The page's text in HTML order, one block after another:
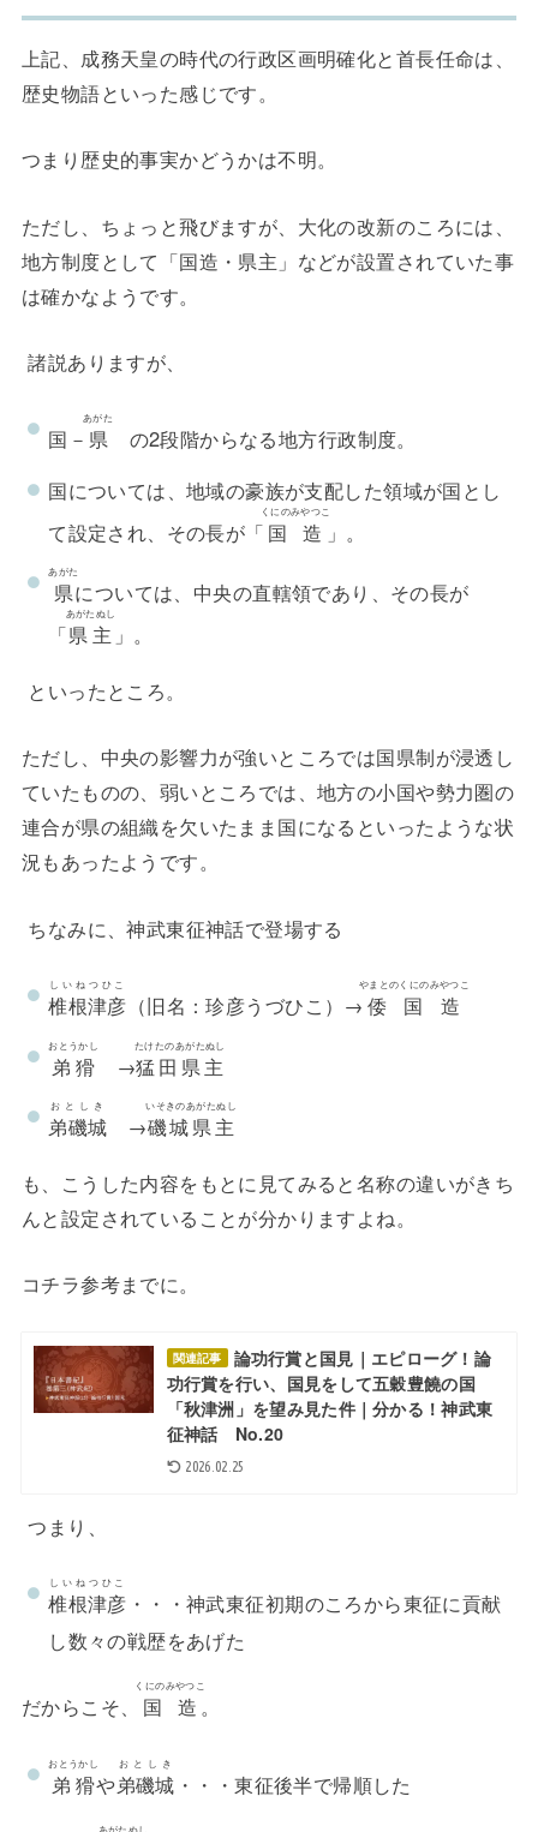
上記、成務天皇の時代の行政区画明確化と首長任命は、
歴史物語といった感じです。
つまり歴史的事実かどうかは不明。
ただし、ちょっと飛びますが、大化の改新のころには、
地方制度として「国造・県主」などが設置されていた事
は確かなようです。
諸説ありますが、
国－ 県
あがた
の2段階からなる地方行政制度。
国については、地域の豪族が支配した領域が国とし
て設定され、その長が「 国造
くにのみやつこ
」。
県
あがた
については、中央の直轄領であり、その長が
「県主
あがたぬし
」。
といったところ。
ただし、中央の影響力が強いところでは国県制が浸透し
ていたものの、弱いところでは、地方の小国や勢力圏の
連合が県の組織を欠いたまま国になるといったような状
況もあったようです。
ちなみに、神武東征神話で登場する
椎根津彦
しいねつひこ
（旧名：珍彦うづひこ）→ 倭国造
やまとのくにのみやつこ
弟猾
おとうかし
→猛田県主
たけたのあがたぬし
弟磯城
おとしき
→磯城県主
いそきのあがたぬし
も、こうした内容をもとに見てみると名称の違いがきち
んと設定されていることが分かりますよね。
コチラ参考までに。
関連記事
論功行賞と国見｜エピローグ！論
功行賞を行い、国見をして五穀豊饒の国
「秋津洲」を望み見た件｜分かる！神武東
征神話 No.20
2026.02.25
つまり、
椎根津彦
しいねつひこ
・・・神武東征初期のころから東征に貢献
し数々の戦歴をあげた
だからこそ、 国造
くにのみやつこ
。
弟猾
おとうかし
や弟磯城
おとしき
・・・東征後半で帰順した
あがたぬし